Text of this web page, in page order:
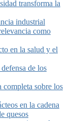
transforma la
industrial
como
en la salud y el
de los
completa sobre los
en la cadena
quesos